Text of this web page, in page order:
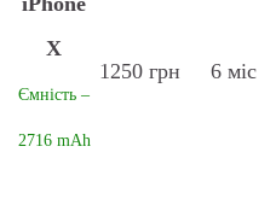
X
Ємність –
2716 mAh
1250 грн 6 міс